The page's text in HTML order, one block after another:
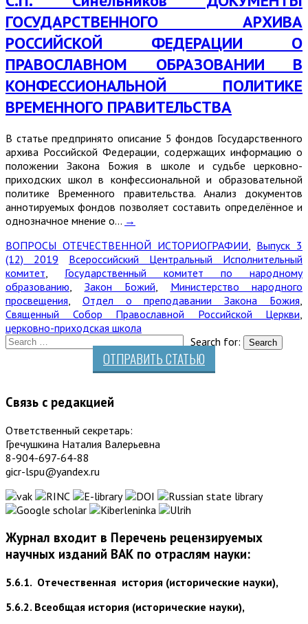
ГОСУДАРСТВЕННОГО АРХИВА
РОССИЙСКОЙ ФЕДЕРАЦИИ О
ПРАВОСЛАВНОМ ОБРАЗОВАНИИ В
КОНФЕССИОНАЛЬНОЙ ПОЛИТИКЕ
ВРЕМЕННОГО ПРАВИТЕЛЬСТВА
В статье предпринято описание 5 фондов Государственного
архива Российской Федерации, содержащих информацию о
положении Закона Божия в школе и судьбе церковно-
приходских школ в конфессиональной и образовательной
политике Временного правительства. Анализ документов
аннотируемых фондов позволяет составить определённое и
однозначное мнение о… →
ВОПРОСЫ ОТЕЧЕСТВЕННОЙ ИСТОРИОГРАФИИ, Выпуск 3
(12) 2019
Всероссийский Центральный Исполнительный
комитет, Государственный комитет по народному
образованию, Закон Божий, Министерство народного
просвещения, Отдел о преподавании Закона Божия,
Священный Собор Православной Российской Церкви,
церковно-приходская школа
Search for:
ОТПРАВИТЬ СТАТЬЮ
Связь с редакцией
Ответственный секретарь:
Гречушкина Наталия Валерьевна
8-904-697-64-88
gicr-lspu@yandex.ru
Журнал входит в Перечень рецензируемых
научных изданий ВАК по отраслям науки:
5.6.1. Отечественная история (исторические науки),
5.6.2. Всеобщая история (исторические науки),